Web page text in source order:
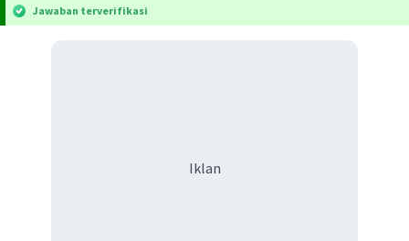
Jawaban terverifikasi
Iklan